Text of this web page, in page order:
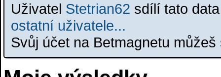
Uživatel Stetrian62 sdílí tato
ostatní uživatele...
Svůj účet na Betmagnetu